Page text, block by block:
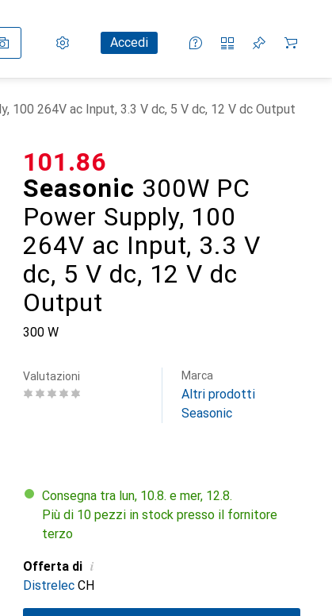
Impostazioni
Conto clienteAccedi
Liste di confronto
Liste dei desideri
Carrello
100 264V ac Input, 3.3 V dc, 5 V dc, 12 V dc Output
Seasonic 300W PC
Power Supply, 100
264V ac Input, 3.3 V
dc, 5 V dc, 12 V dc
Output
300 W
CHF
101.86
Valutazioni Marca
Altri prodotti
Seasonic
Consegna tra lun, 10.8. e mer, 12.8.
Più di 10 pezzi in stock presso il fornitore
terzo
Offerta di i
Distrelec CH